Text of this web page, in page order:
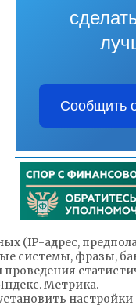
Сообщить
(IP-адрес,
системы, фразы,
Метрика.
настройки